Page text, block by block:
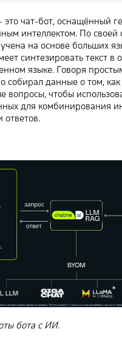
это чат-бот, оснащённый
интеллектом. По своей
на основе больших
синтезировать текст в
языке. Говоря
собирал данные о том,
вопросы, чтобы
для комбинирования
ответов.
бота с ИИ.